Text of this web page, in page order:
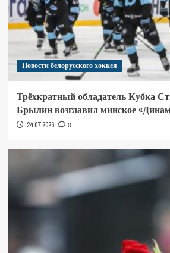
Новости белорусского хоккея
Трёхкратный обладатель Кубка
Брылин возглавил минское
24.07.2026 0